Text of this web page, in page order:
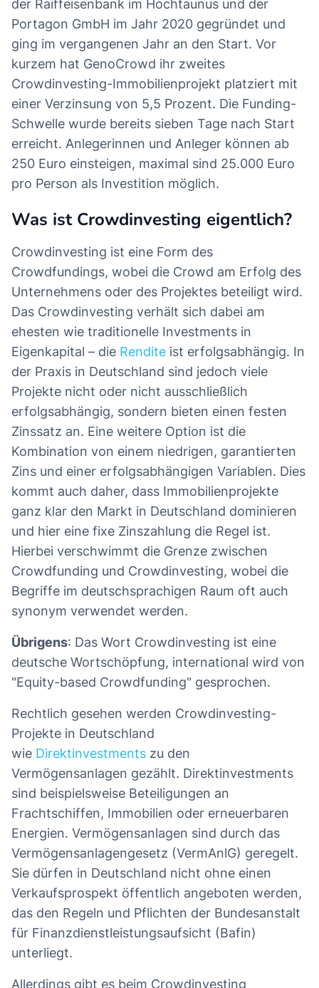
der Raiffeisenbank im Hochtaunus und der
Portagon GmbH im Jahr 2020 gegründet und
ging im vergangenen Jahr an den Start. Vor
kurzem hat GenoCrowd ihr zweites
Crowdinvesting-Immobilienprojekt platziert mit
einer Verzinsung von 5,5 Prozent. Die Funding-
Schwelle wurde bereits sieben Tage nach Start
erreicht. Anlegerinnen und Anleger können ab
250 Euro einsteigen, maximal sind 25.000 Euro
pro Person als Investition möglich.
Was ist Crowdinvesting eigentlich?
Crowdinvesting ist eine Form des
Crowdfundings, wobei die Crowd am Erfolg des
Unternehmens oder des Projektes beteiligt wird.
Das Crowdinvesting verhält sich dabei am
ehesten wie traditionelle Investments in
Eigenkapital – die Rendite ist erfolgsabhängig. In
der Praxis in Deutschland sind jedoch viele
Projekte nicht oder nicht ausschließlich
erfolgsabhängig, sondern bieten einen festen
Zinssatz an. Eine weitere Option ist die
Kombination von einem niedrigen, garantierten
Zins und einer erfolgsabhängigen Variablen. Dies
kommt auch daher, dass Immobilienprojekte
ganz klar den Markt in Deutschland dominieren
und hier eine fixe Zinszahlung die Regel ist.
Hierbei verschwimmt die Grenze zwischen
Crowdfunding und Crowdinvesting, wobei die
Begriffe im deutschsprachigen Raum oft auch
synonym verwendet werden.
Übrigens: Das Wort Crowdinvesting ist eine
deutsche Wortschöpfung, international wird von
"Equity-based Crowdfunding" gesprochen.
Rechtlich gesehen werden Crowdinvesting-
Projekte in Deutschland
wie Direktinvestments zu den
Vermögensanlagen gezählt. Direktinvestments
sind beispielsweise Beteiligungen an
Frachtschiffen, Immobilien oder erneuerbaren
Energien. Vermögensanlagen sind durch das
Vermögensanlagengesetz (VermAnlG) geregelt.
Sie dürfen in Deutschland nicht ohne einen
Verkaufsprospekt öffentlich angeboten werden,
das den Regeln und Pflichten der Bundesanstalt
für Finanzdienstleistungsaufsicht (Bafin)
unterliegt.
Allerdings gibt es beim Crowdinvesting